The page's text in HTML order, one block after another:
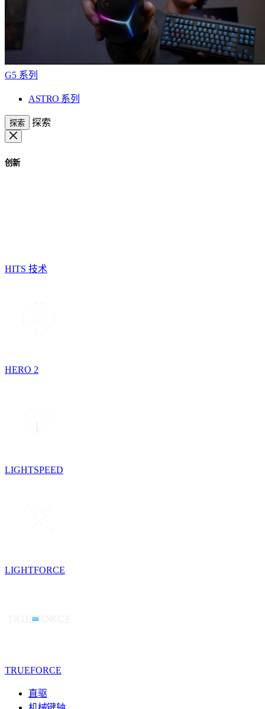
G5 系列
ASTRO 系列
探索 探索
创新
HITS 技术
HERO 2
LIGHTSPEED
LIGHTFORCE
TRUEFORCE
直驱